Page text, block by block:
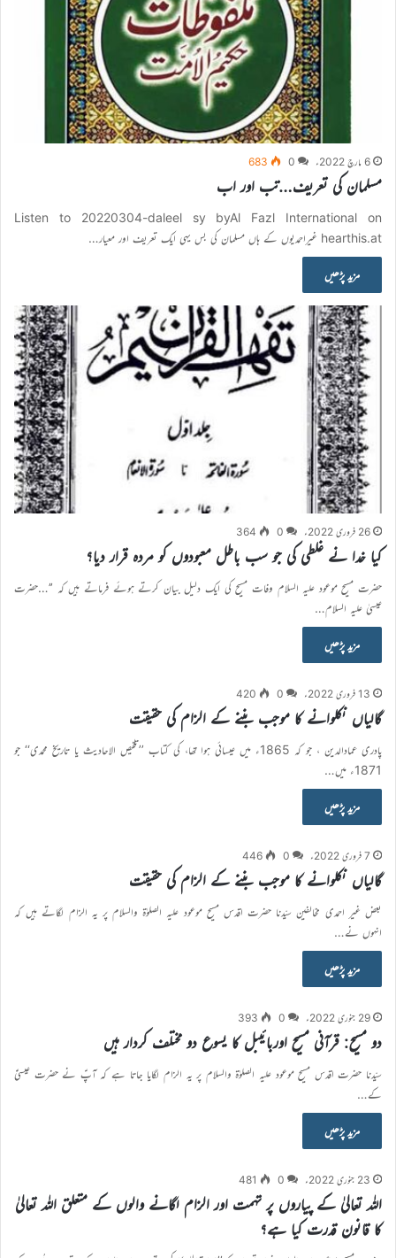
6 مارچ 2022ء 0
683
مسلمان کی تعریف…تب اور اب
Listen to 20220304-daleel sy byAl Fazl International on
hearthis.at غیراحمدیوں کے ہاں مسلمان کی بس یہی ایک تعریف اور معیار…
مزید پڑھیں
26 فروری 2022ء 0
364
کیا خدا نے غلطی کی جو سب باطل معبودوں کو مردہ قرار دیا؟
حضرت مسیح موعود علیہ السلام وفات مسیح کی ایک دلیل بیان کرتے ہوئے فرماتے ہیں کہ ’’…حضرت
عیسیٰ علیہ السلام…
مزید پڑھیں
13 فروری 2022ء 0
420
گالیاں نکلوانے کا موجب بننے کے الزام کی حقیقت
پادری عمادالدین ، جو کہ 1865ء میں عیسائی ہوا تھا، کی کتاب ’’تلخیص الاحادیث یا تاریخ محمدی‘‘ جو
1871ء میں…
مزید پڑھیں
7 فروری 2022ء 0
446
گالیاں نکلوانے کا موجب بننے کے الزام کی حقیقت
بعض غیر احمدی مخالفین سیّدنا حضرت اقدس مسیح موعود علیہ الصلوٰۃ والسلام پر یہ الزام لگاتے ہیں کہ
انہوں نے…
مزید پڑھیں
29 جنوری 2022ء 0
393
دو مسیح: قرآنی مسیح اوربائیبل کا یسوع دو مختلف کردار ہیں
سیّدنا حضرت اقدس مسیح موعود علیہ الصلوٰۃ والسلام پر یہ الزام لگایا جاتا ہے کہ آپؑ نے حضرت عیسیٰؑ
کے…
مزید پڑھیں
23 جنوری 2022ء 0
481
اللہ تعالیٰ کے پیاروں پر تہمت اور الزام لگانے والوں کے متعلق اللہ تعالیٰ
کا قانون قدرت کیا ہے؟